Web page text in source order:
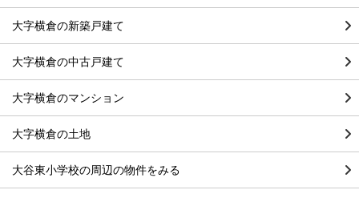
大字横倉の新築戸建て
大字横倉の中古戸建て
大字横倉のマンション
大字横倉の土地
大谷東小学校の周辺の物件をみる